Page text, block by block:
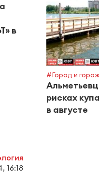
в
#Город и
рисках
в августе
16:18